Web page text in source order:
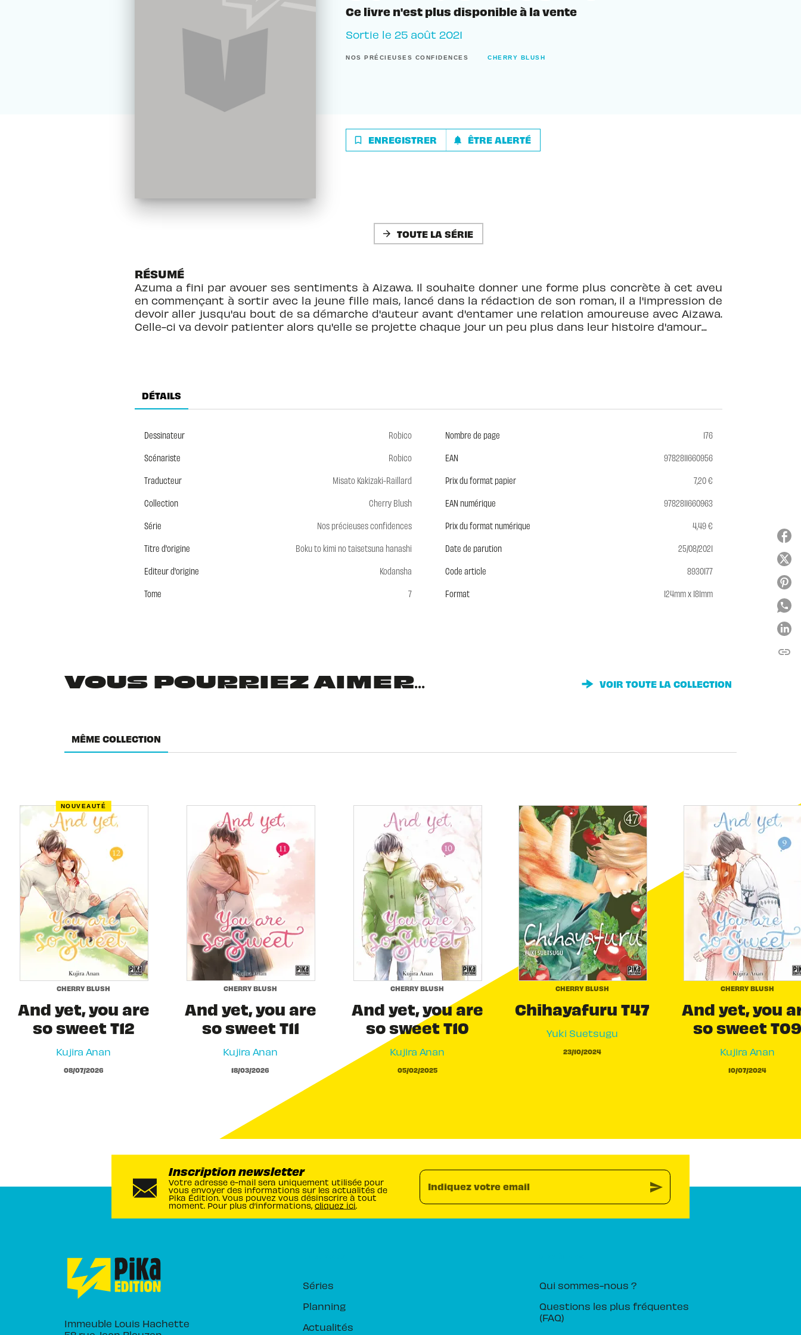
Ce livre n'est plus disponible à la vente
Sortie le 25 août 2021
NOS PRÉCIEUSES CONFIDENCES CHERRY BLUSH
bookmark_border ENREGISTRER notifications ÊTRE ALERTÉ
arrow_forward TOUTE LA SÉRIE
RÉSUMÉ
Azuma a fini par avouer ses sentiments à Aizawa. Il souhaite donner une forme plus concrète à cet aveu
en commençant à sortir avec la jeune fille mais, lancé dans la rédaction de son roman, il a l'impression de
devoir aller jusqu'au bout de sa démarche d'auteur avant d'entamer une relation amoureuse avec Aizawa.
Celle-ci va devoir patienter alors qu'elle se projette chaque jour un peu plus dans leur histoire d'amour...
DÉTAILS
Dessinateur
Robico
Scénariste
Robico
Traducteur
Misato Kakizaki-Raillard
Collection
Cherry Blush
Série
Nos précieuses confidences
Titre d'origine
Boku to kimi no taisetsuna hanashi
Editeur d'origine
Kodansha
Tome
7
Nombre de page
176
EAN
9782811660956
Prix du format papier
7,20 €
EAN numérique
9782811660963
Prix du format numérique
4,49 €
Date de parution
25/08/2021
Code article
8930177
Format
124mm x 181mm
VOUS POURRIEZ AIMER... VOIR TOUTE LA COLLECTION
MÊME COLLECTION
NOUVEAUTÉ
CHERRY BLUSH
And yet, you are
so sweet T12
Kujira Anan
08/07/2026
CHERRY BLUSH
And yet, you are
so sweet T11
Kujira Anan
18/03/2026
CHERRY BLUSH
And yet, you are
so sweet T10
Kujira Anan
05/02/2025
CHERRY BLUSH
Chihayafuru T47
Yuki Suetsugu
23/10/2024
CHERRY BLUSH
And yet, you
so sweet T09
Kujira Anan
10/07/2024
link
Inscription newsletter
Votre adresse e-mail sera uniquement utilisée pour
vous envoyer des informations sur les actualités de
Pika Édition. Vous pouvez vous désinscrire à tout
moment. Pour plus d’informations, cliquez ici.
Indiquez votre email send
Immeuble Louis Hachette
Séries
Planning
Actualités
Qui sommes-nous ?
Questions les plus fréquentes
(FAQ)